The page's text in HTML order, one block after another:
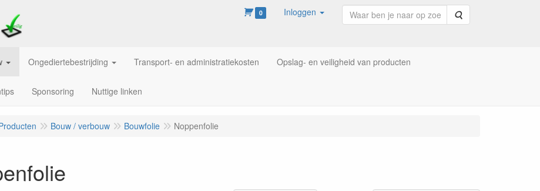
0 Inloggen Zoeken
Ongediertebestrijding Transport- en administratiekosten Opslag- en veiligheid van producten
Sponsoring Nuttige linken
Bouw / verbouw Bouwfolie Noppenfolie